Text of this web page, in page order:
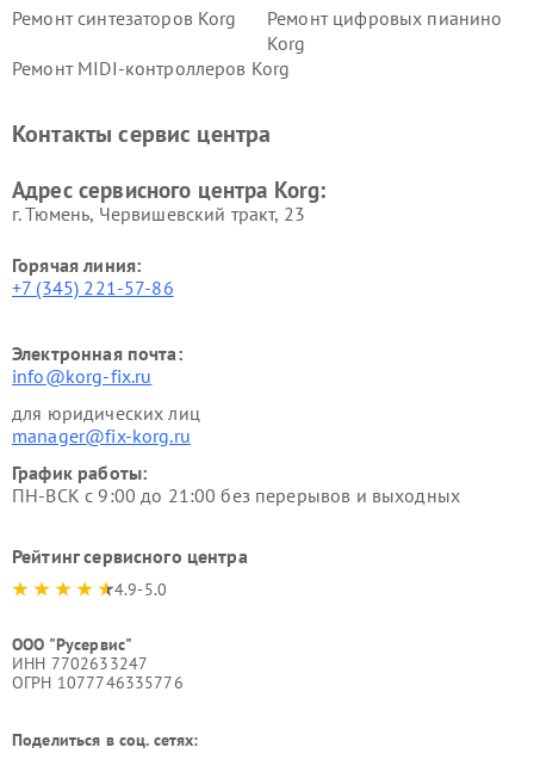
Ремонт синтезаторов Korg
Ремонт цифровых пианино
Korg
Ремонт MIDI-контроллеров Korg
Контакты сервис центра
Адрес сервисного центра Korg:
г. Тюмень, ​Червишевский тракт, 23
Горячая линия:
+7 (345) 221-57-86
Электронная почта:
info@korg-fix.ru
для юридических лиц
manager@fix-korg.ru
График работы:
ПН-ВСК с 9:00 до 21:00 без перерывов и выходных
Рейтинг сервисного центра
4.9-5.0
ООО "Русервис"
ИНН 7702633247
ОГРН 1077746335776
Поделиться в соц. сетях: